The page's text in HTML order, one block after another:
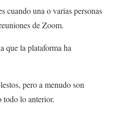
cuando una o varias personas
de Zoom.
que la plataforma ha
pero a menudo son
todo lo anterior.